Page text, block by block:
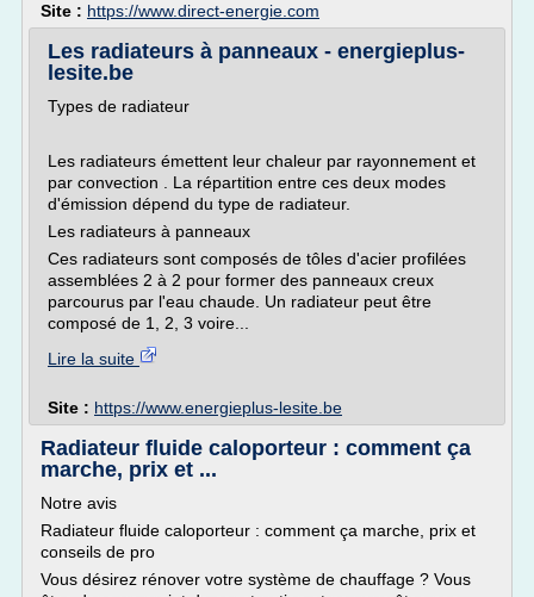
Site : https://www.direct-energie.com
Les radiateurs à panneaux - energieplus-
lesite.be
Types de radiateur
Les radiateurs émettent leur chaleur par rayonnement et
par convection . La répartition entre ces deux modes
d'émission dépend du type de radiateur.
Les radiateurs à panneaux
Ces radiateurs sont composés de tôles d'acier profilées
assemblées 2 à 2 pour former des panneaux creux
parcourus par l'eau chaude. Un radiateur peut être
composé de 1, 2, 3 voire...
Lire la suite
Site : https://www.energieplus-lesite.be
Radiateur fluide caloporteur : comment ça
marche, prix et ...
Notre avis
Radiateur fluide caloporteur : comment ça marche, prix et
conseils de pro
Vous désirez rénover votre système de chauffage ? Vous